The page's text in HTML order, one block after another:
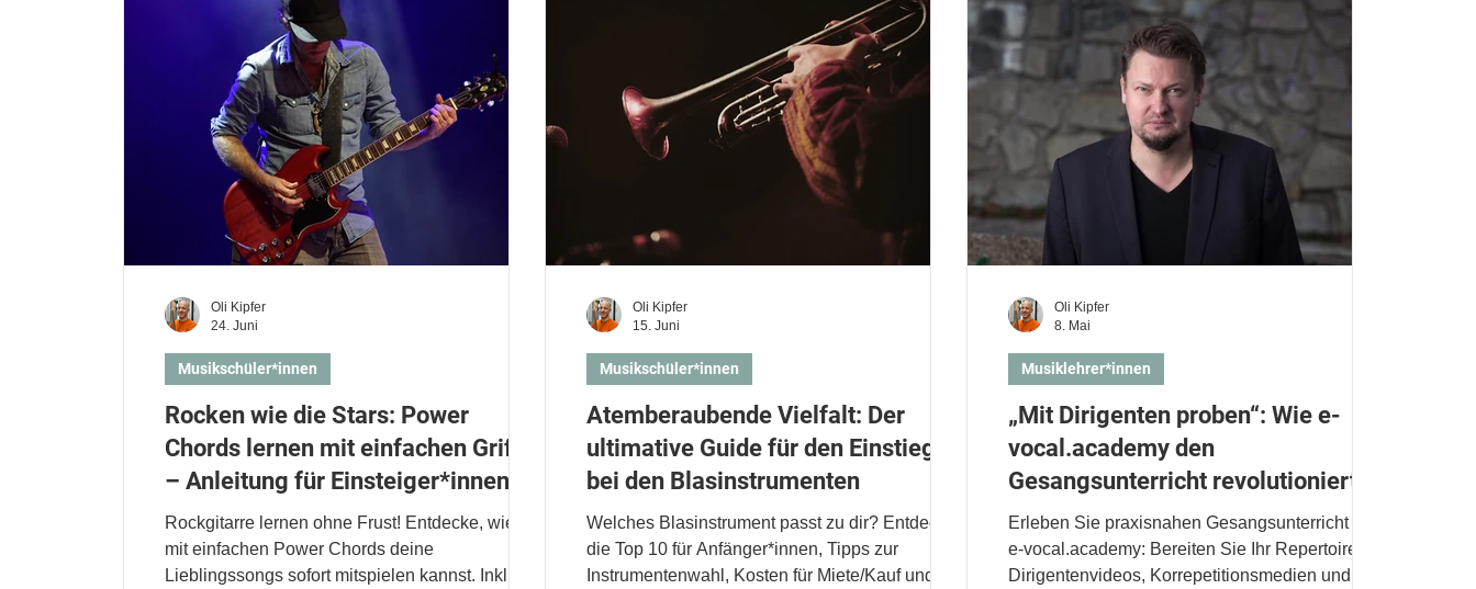
Rocken wie die Stars: Power
Chords lernen mit einfachen Griffen
– Anleitung für Einsteiger*innen
Rockgitarre lernen ohne Frust! Entdecke, wie du
mit einfachen Power Chords deine
Lieblingssongs sofort mitspielen kannst. Inklusive
Musikschüler*innen
Oli Kipfer
24. Juni
Atemberaubende Vielfalt: Der
ultimative Guide für den Einstieg
bei den Blasinstrumenten
Welches Blasinstrument passt zu dir? Entdecke
die Top 10 für Anfänger*innen, Tipps zur
Instrumentenwahl, Kosten für Miete/Kauf und die
Musikschüler*innen
Oli Kipfer
15. Juni
„Mit Dirigenten proben“: Wie e-
vocal.academy den
Gesangsunterricht revolutioniert
Erleben Sie praxisnahen Gesangsunterricht mit
e-vocal.academy: Bereiten Sie Ihr Repertoire mit
Dirigentenvideos, Korrepetitionsmedien und
Musiklehrer*innen
Oli Kipfer
8. Mai